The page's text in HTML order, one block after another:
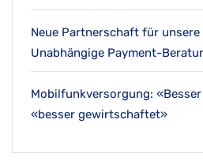
Neue Partnerschaft für unsere
Unabhängige Payment-
Mobilfunkversorgung:
«besser gewirtschaftet»